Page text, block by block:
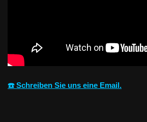
☎️ Schreiben Sie uns eine Email.